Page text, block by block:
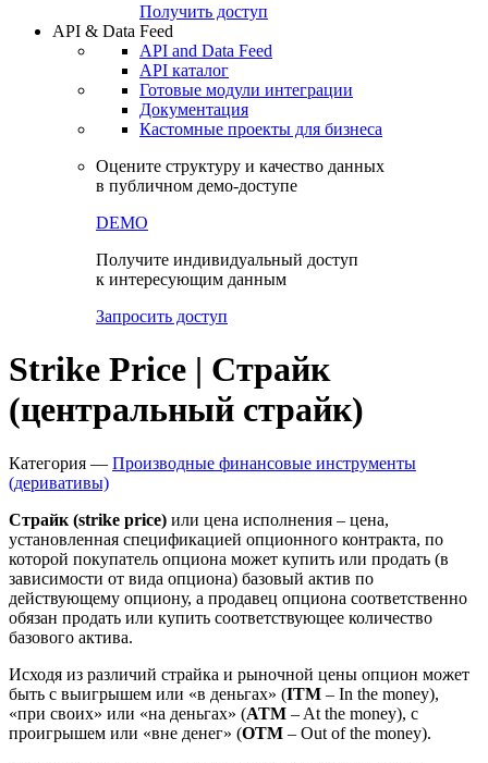
Получить доступ
API & Data Feed
API and Data Feed
API каталог
Готовые модули интеграции
Документация
Кастомные проекты для бизнеса
Оцените структуру и качество данных
в публичном демо-доступе
DEMO
Получите индивидуальный доступ
к интересующим данным
Запросить доступ
Strike Price | Страйк
(центральный страйк)
Категория — Производные финансовые инструменты
(деривативы)
Страйк (strike price) или цена исполнения – цена,
установленная спецификацией опционного контракта, по
которой покупатель опциона может купить или продать (в
зависимости от вида опциона) базовый актив по
действующему опциону, а продавец опциона соответственно
обязан продать или купить соответствующее количество
базового актива.
Исходя из различий страйка и рыночной цены опцион может
быть с выигрышем или «в деньгах» (ITM – In the money),
«при своих» или «на деньгах» (ATM – At the money), с
проигрышем или «вне денег» (OTM – Out of the money).